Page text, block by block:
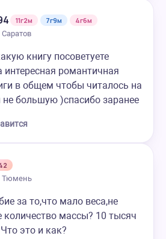
11г2м 7г9м
4г6м
Саратов
книгу посоветуете
интересная романтичная
в общем чтобы читалось на
большую )спасибо заранее
Тюмень
за то,что мало веса,не
количество массы? 10 тысяч
это и как?